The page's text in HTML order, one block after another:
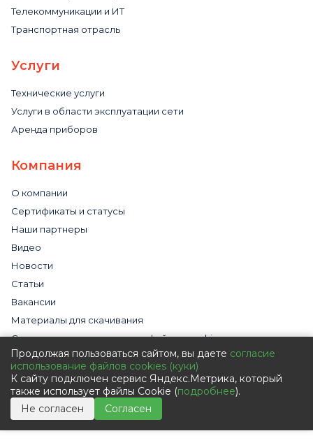
Телекоммуникации и ИТ
Транспортная отрасль
Услуги
Технические услуги
Услуги в области эксплуатации сети
Аренда приборов
Компания
О компании
Сертификаты и статусы
Наши партнеры
Видео
Новости
Статьи
Вакансии
Материалы для скачивания
Cогласие на использование файлов cookies
Обработка персональных данных с помощью сервиса
«Яндекс.Метрика»
Политика в отношении обработки персональных данных
Пользовательское соглашение
Согласие на обработку персональных данных
Продолжая пользоваться сайтом, вы даете согласие
использование файлов cookies (куки)
К сайту подключен сервис Яндекс.Метрика, который
также использует файлы Cookie (подробнее).
Не согласен
Согласен